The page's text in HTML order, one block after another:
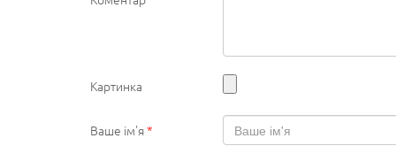
Картинка
Ваше ім'я*